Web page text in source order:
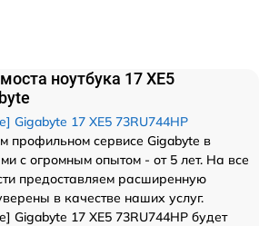
ноутбука 17 XE5
Gigabyte 17 XE5 73RU744HP
профильном сервисе Gigabyte в
с огромным опытом - от 5 лет. На все
предоставляем расширенную
в качестве наших услуг.
Gigabyte 17 XE5 73RU744HP будет